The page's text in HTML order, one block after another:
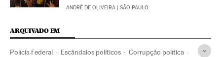
ANDRÉ DE OLIVEIRA | SÃO PAULO
ARQUIVADO EM
Polícia Federal Escândalos políticos Corrupção política